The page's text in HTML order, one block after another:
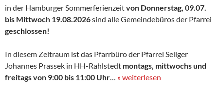
in der Hamburger Sommerferienzeitvon Donnerstag, 09.07.
bis Mittwoch 19.08.2026sind alle Gemeindebüros der Pfarrei
geschlossen!
In diesem Zeitraum ist das Pfarrbüro der Pfarrei Seliger
Johannes Prassek in HH-Rahlstedt montags, mittwochs und
freitags von 9:00 bis 11:00 Uhr… » weiterlesen